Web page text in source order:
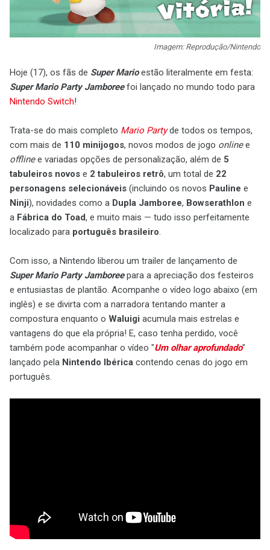
Imagem: Reprodução/Nintendo
Hoje (17), os fãs de Super Marioestão literalmente em festa:
Super Mario Party Jamboreefoi lançado no mundo todo para
Nintendo Switch!
Trata-se do mais completo Mario Partyde todos os tempos,
com mais de 110 minijogos, novos modos de jogo onlinee
offlinee variadas opções de personalização, além de 5
tabuleiros novos e 2 tabuleiros retrô, um total de 22
personagens selecionáveis (incluindo os novos Pauline e
Ninji), novidades como a Dupla Jamboree, Bowserathlon e
a Fábrica do Toad, e muito mais — tudo isso perfeitamente
localizado para português brasileiro.
Com isso, a Nintendo liberou um trailer de lançamento de
Super Mario Party Jamboreepara a apreciação dos festeiros
e entusiastas de plantão. Acompanhe o vídeo logo abaixo (em
inglês) e se divirta com a narradora tentando manter a
compostura enquanto o Waluigi acumula mais estrelas e
vantagens do que ela própria! E, caso tenha perdido, você
também pode acompanhar o vídeo "Um olhar aprofundado"
lançado pela Nintendo Ibérica contendo cenas do jogo em
português.